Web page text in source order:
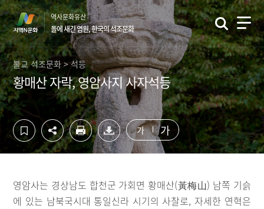
컨
텐
츠
영
역
바
로
가
기
하
단
영
역
바
로
가
기
역사문화유산
돌에 새긴 염원, 한국의 석조문화
불교 석조문화 > 석등
황매산 자락, 영암사지 사자석등
가 가
영암사는 경상남도 합천군 가회면 황매산(黃梅山) 남쪽 기슭
에 있는 남북국시대 통일신라 시기의 사찰로, 자세한 연혁은